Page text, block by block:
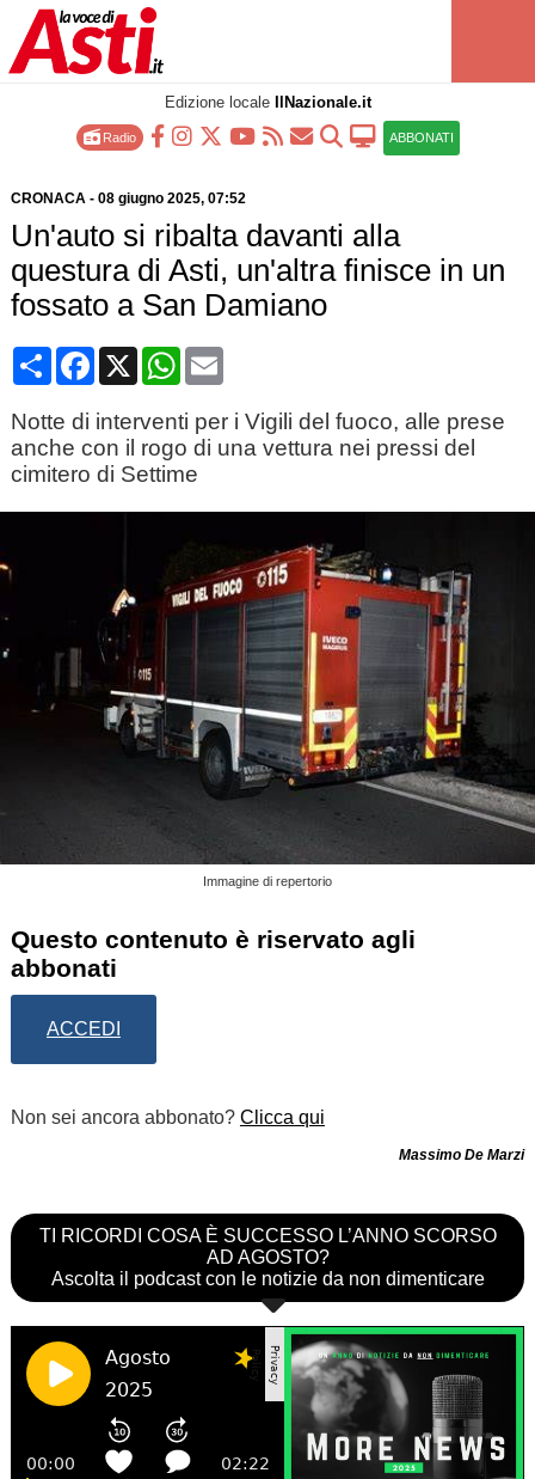
Edizione locale IlNazionale.it
Radio ABBONATI
CRONACA- 08 giugno 2025, 07:52
Un'auto si ribalta davanti alla
questura di Asti, un'altra finisce in un
fossato a San Damiano
CondividiFacebook
X WhatsApp
Email
Notte di interventi per i Vigili del fuoco, alle prese
anche con il rogo di una vettura nei pressi del
cimitero di Settime
Immagine di repertorio
Questo contenuto è riservato agli
abbonati
ACCEDI
Non sei ancora abbonato? Clicca qui
Massimo De Marzi
TI RICORDI COSA È SUCCESSO L’ANNO SCORSO
AD AGOSTO?
Ascolta il podcast con le notizie da non dimenticare